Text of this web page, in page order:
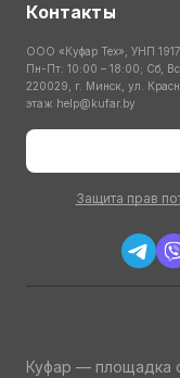
Контакты
ООО «Куфар Тех», УНП
Пн-Пт: 10:00 – 18:00; Сб,
220029, г. Минск, ул.
этаж help@kufar.by
Защита прав
Куфар — площадка